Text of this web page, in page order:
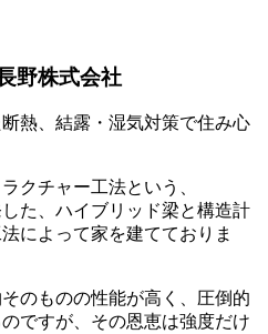
野株式会社
熱、結露・湿気対策で住み心
クチャー工法という、
した、ハイブリッド梁と構造計
によって家を建てておりま
のものの性能が高く、圧倒的
ですが、その恩恵は強度だけ